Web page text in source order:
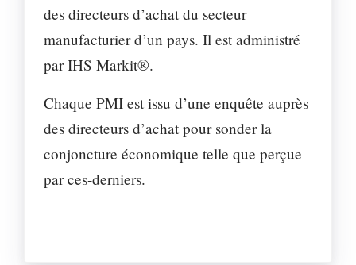
des directeurs d’achat du secteur
manufacturier d’un pays. Il est administré
par IHS Markit®.
Chaque PMI est issu d’une enquête auprès
des directeurs d’achat pour sonder la
conjoncture économique telle que perçue
par ces-derniers.